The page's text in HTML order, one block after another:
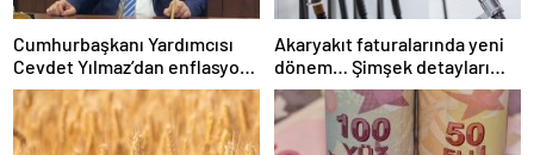
Cumhurbaşkanı Yardımcısı
Cevdet Yılmaz’dan enflasyon
açıklaması
Akaryakıt faturalarında yeni
dönem… Şimşek detayları
paylaştı